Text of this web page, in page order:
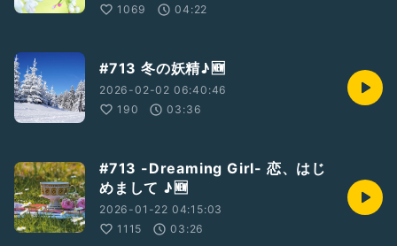
1069
04:22
#713 冬の妖精♪🆕
2026-02-02 06:40:46
190
03:36
#713 -Dreaming Girl- 恋、はじ
めまして ♪🆕
2026-01-22 04:15:03
1115
03:26